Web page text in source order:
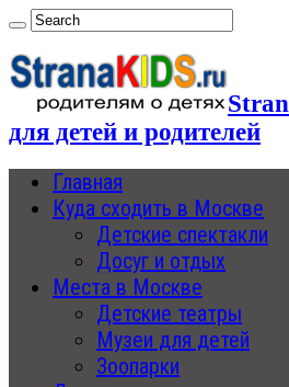
для детей и родителей
Главная
Куда сходить в Москве
Детские спектакли
Досуг и отдых
Места в Москве
Детские театры
Музеи для детей
Зоопарки